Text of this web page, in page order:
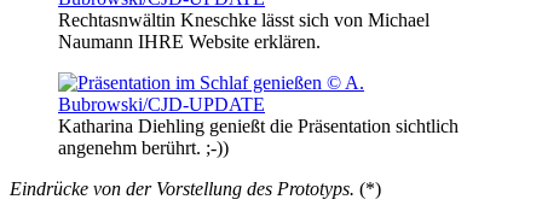
Rechtasnwältin Kneschke lässt sich von Michael
Naumann IHRE Website erklären.
Katharina Diehling genießt die Präsentation sichtlich
angenehm berührt. ;-))
Eindrücke von der Vorstellung des Prototyps. (*)